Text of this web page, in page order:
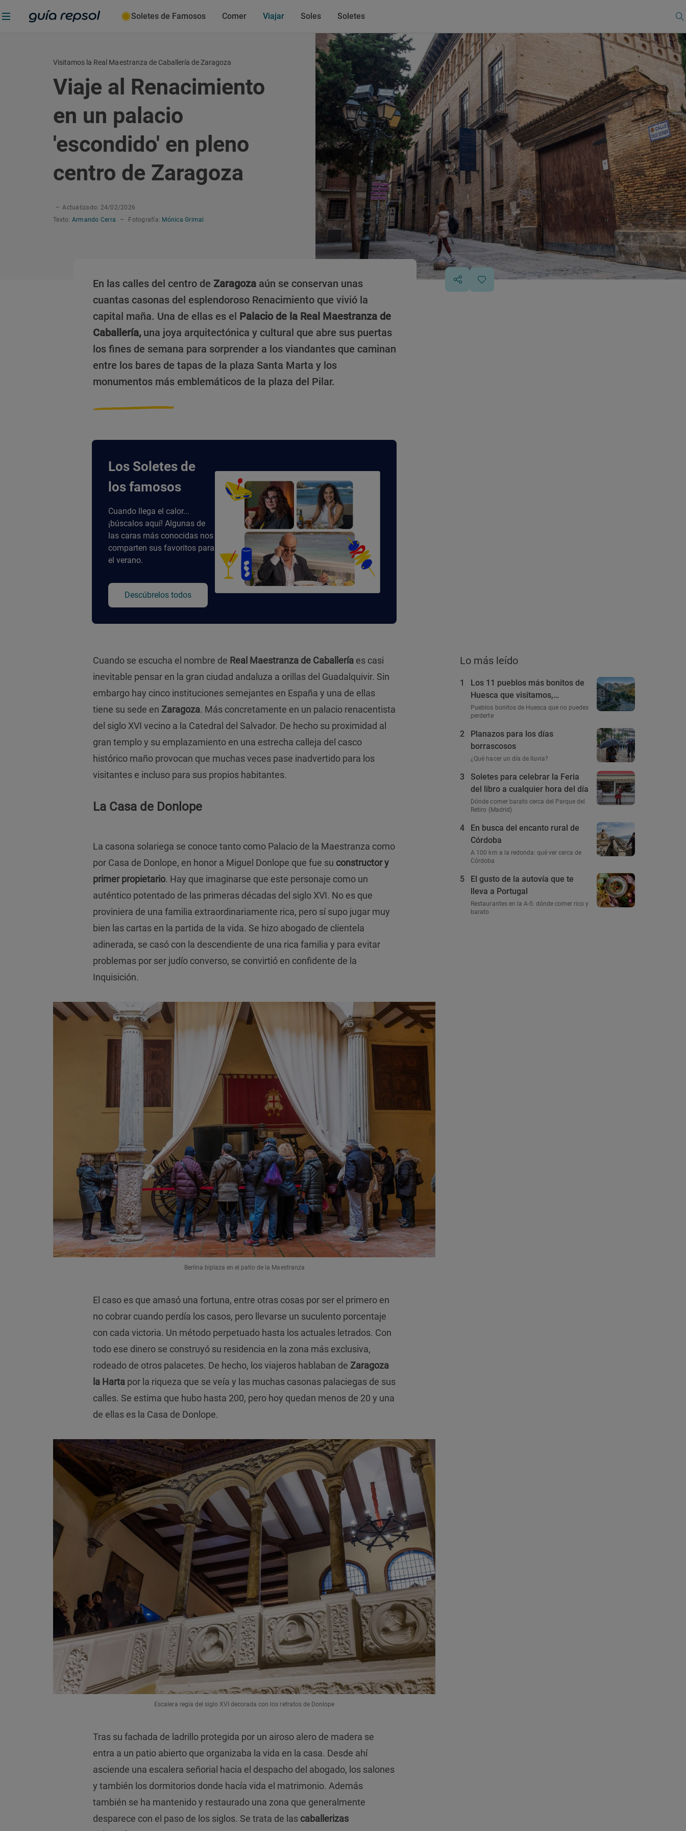
Soletes de Famosos Comer Viajar Soles Soletes
Visitamos la Real Maestranza de Caballería de Zaragoza
Viaje al Renacimiento
en un palacio
'escondido' en pleno
centro de Zaragoza
– Actualizado: 24/02/2026
Texto: Armando Cerra – Fotografía: Mónica Grimal
En las calles del centro de Zaragoza aún se conservan unas
cuantas casonas del esplendoroso Renacimiento que vivió la
capital maña. Una de ellas es el Palacio de la Real Maestranza de
Caballería, una joya arquitectónica y cultural que abre sus puertas
los fines de semana para sorprender a los viandantes que caminan
entre los bares de tapas de la plaza Santa Marta y los
monumentos más emblemáticos de la plaza del Pilar.
Los Soletes de
los famosos
Cuando llega el calor...
¡búscalos aquí! Algunas de
las caras más conocidas nos
comparten sus favoritos para
el verano.
Descúbrelos todos
Cuando se escucha el nombre de Real Maestranza de Caballería es casi
inevitable pensar en la gran ciudad andaluza a orillas del Guadalquivir. Sin
embargo hay cinco instituciones semejantes en España y una de ellas
tiene su sede en Zaragoza. Más concretamente en un palacio renacentista
del siglo XVI vecino a la Catedral del Salvador. De hecho su proximidad al
gran templo y su emplazamiento en una estrecha calleja del casco
histórico maño provocan que muchas veces pase inadvertido para los
visitantes e incluso para sus propios habitantes.
La Casa de Donlope
La casona solariega se conoce tanto como Palacio de la Maestranza como
por Casa de Donlope, en honor a Miguel Donlope que fue su constructor y
primer propietario. Hay que imaginarse que este personaje como un
auténtico potentado de las primeras décadas del siglo XVI. No es que
proviniera de una familia extraordinariamente rica, pero sí supo jugar muy
bien las cartas en la partida de la vida. Se hizo abogado de clientela
adinerada, se casó con la descendiente de una rica familia y para evitar
problemas por ser judío converso, se convirtió en confidente de la
Inquisición.
Berlina biplaza en el patio de la Maestranza
El caso es que amasó una fortuna, entre otras cosas por ser el primero en
no cobrar cuando perdía los casos, pero llevarse un suculento porcentaje
con cada victoria. Un método perpetuado hasta los actuales letrados. Con
todo ese dinero se construyó su residencia en la zona más exclusiva,
rodeado de otros palacetes. De hecho, los viajeros hablaban de Zaragoza
la Harta por la riqueza que se veía y las muchas casonas palaciegas de sus
calles. Se estima que hubo hasta 200, pero hoy quedan menos de 20 y una
de ellas es la Casa de Donlope.
Escalera regia del siglo XVI decorada con los retratos de Donlope
Tras su fachada de ladrillo protegida por un airoso alero de madera se
entra a un patio abierto que organizaba la vida en la casa. Desde ahí
asciende una escalera señorial hacia el despacho del abogado, los salones
y también los dormitorios donde hacía vida el matrimonio. Además
también se ha mantenido y restaurado una zona que generalmente
desparece con el paso de los siglos. Se trata de las caballerizas
Lo más leído
1
Los 11 pueblos más bonitos de
Huesca que visitamos,
conocemos y amamos
Pueblos bonitos de Huesca que no puedes
perderte
2
Planazos para los días
borrascosos
¿Qué hacer un día de lluvia?
3
Soletes para celebrar la Feria
del libro a cualquier hora del día
Dónde comer barato cerca del Parque del
Retiro (Madrid)
4
En busca del encanto rural de
Córdoba
A 100 km a la redonda: qué ver cerca de
Córdoba
5
El gusto de la autovía que te
lleva a Portugal
Restaurantes en la A-5: dónde comer rico y
barato